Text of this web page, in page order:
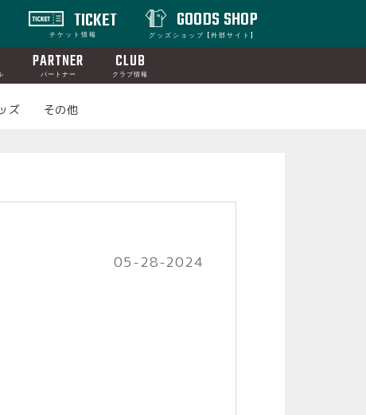
TICKET
チケット情報
GOODS SHOP
グッズショップ [外部サイト]
PARTNER
パートナー
CLUB
クラブ情報
ズ その他
05-28-2024